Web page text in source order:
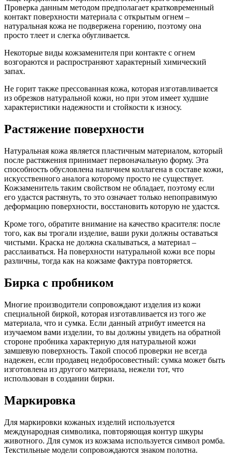
Проверка данным методом предполагает кратковременный
контакт поверхности материала с открытым огнем –
натуральная кожа не подвержена горению, поэтому она
просто тлеет и слегка обугливается.
Некоторые виды кожзаменителя при контакте с огнем
возгораются и распространяют характерный химический
запах.
Не горит также прессованная кожа, которая изготавливается
из обрезков натуральной кожи, но при этом имеет худшие
характеристики надежности и стойкости к износу.
Растяжение поверхности
Натуральная кожа является пластичным материалом, который
после растяжения принимает первоначальную форму. Эта
способность обусловлена наличием коллагена в составе кожи,
искусственного аналога которому просто не существует.
Кожзаменитель таким свойством не обладает, поэтому если
его удастся растянуть, то это означает только непоправимую
деформацию поверхности, восстановить которую не удастся.
Кроме того, обратите внимание на качество красителя: после
того, как вы трогали изделие, ваши руки должны оставаться
чистыми. Краска не должна скалываться, а материал –
расслаиваться. На поверхности натуральной кожи все поры
различны, тогда как на кожзаме фактура повторяется.
Бирка с пробником
Многие производители сопровождают изделия из кожи
специальной биркой, которая изготавливается из того же
материала, что и сумка. Если данный атрибут имеется на
изучаемом вами изделии, то вы должны увидеть на обратной
стороне пробника характерную для натуральной кожи
замшевую поверхность. Такой способ проверки не всегда
надежен, если продавец недобросовестный: сумка может быть
изготовлена из другого материала, нежели тот, что
использован в создании бирки.
Маркировка
Для маркировки кожаных изделий используется
международная символика, повторяющая контур шкуры
животного. Для сумок из кожзама используется символ ромба.
Текстильные модели сопровождаются знаком полотна.